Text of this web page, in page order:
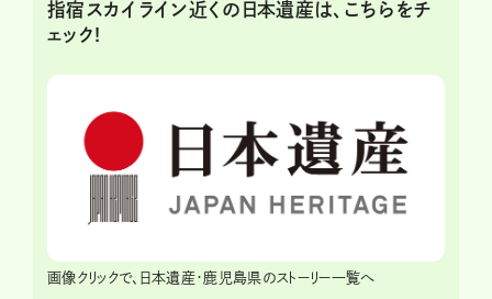
指宿スカイライン近くの日本遺産は、こちらをチ
ェック!
画像クリックで、日本遺産・鹿児島県のストーリー一覧へ